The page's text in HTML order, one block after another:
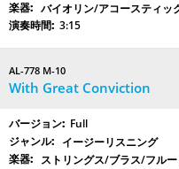
バイオリン/アコースティ
3:15
AL-778 M-10
With Great Conviction
Full
イージーリスニング
ストリングス/ブラス/フル